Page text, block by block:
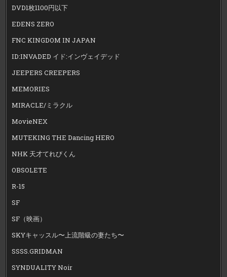
DVD1枚1100円以下
EDENS ZERO
FNC KINGDOM IN JAPAN
ID:INVADED イド:インヴェイデッド
JEEPERS CREEPERS
MEMORIES
MIRACLE/ミラクル
MovieNEX
MUTEKING THE Dancing HERO
NHK 天才てれびくん
OBSOLETE
R-15
SF
SF（映画）
SKYキャッスル〜上流階級の妻たち〜
SSSS.GRIDMAN
SYNDUALITY Noir